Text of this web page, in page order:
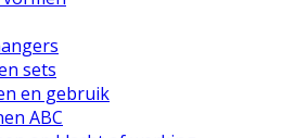
sets
en gebruik
ABC